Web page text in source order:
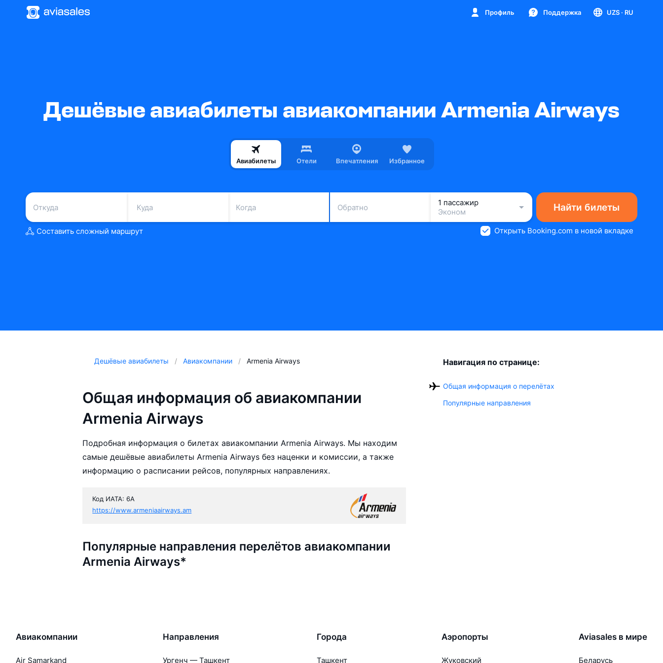
Профиль Поддержка UZS · RU
Дешёвые авиабилеты авиакомпании Armenia Airways
Авиабилеты Отели Впечатления Избранное
Когда Обратно
1 пассажир
Эконом
Найти билеты
Составить сложный маршрут Открыть Booking.com в новой вкладке
Дешёвые авиабилеты Авиакомпании Armenia Airways
Общая информация об авиакомпании
Armenia Airways
Подробная информация о билетах авиакомпании Armenia Airways. Мы находим
самые дешёвые авиабилеты Armenia Airways без наценки и комиссии, а также
информацию о расписании рейсов, популярных направлениях.
Код ИАТА: 6A
https://www.armeniaairways.am
Популярные направления перелётов авиакомпании
Armenia Airways*
Навигация по странице:
Общая информация о перелётах
Популярные направления
Авиакомпании
Air Samarkand
Направления
Ургенч — Ташкент
Города
Ташкент
Аэропорты
Жуковский
Aviasales в мире
Беларусь